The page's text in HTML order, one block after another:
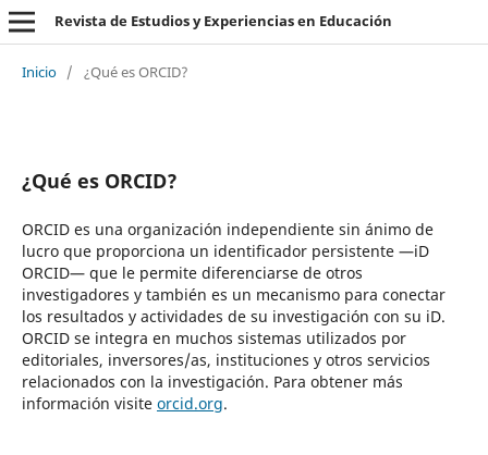
Revista de Estudios y Experiencias en Educación
Inicio / ¿Qué es ORCID?
¿Qué es ORCID?
ORCID es una organización independiente sin ánimo de
lucro que proporciona un identificador persistente —iD
ORCID— que le permite diferenciarse de otros
investigadores y también es un mecanismo para conectar
los resultados y actividades de su investigación con su iD.
ORCID se integra en muchos sistemas utilizados por
editoriales, inversores/as, instituciones y otros servicios
relacionados con la investigación. Para obtener más
información visite orcid.org.